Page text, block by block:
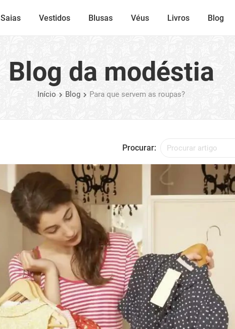
Saias Vestidos Blusas Véus Livros Blog
Blog da modéstia
Início Blog Para que servem as roupas?
Procurar: